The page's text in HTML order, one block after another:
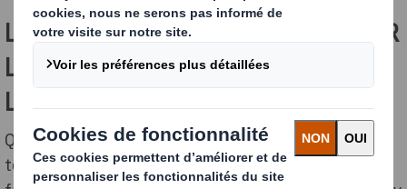
LIMITER LE PLASTIQUE POUR SAUVER
LA PLANÈTE (OU AU MOINS, NE PAS
LA DÉTRUIRE)
Quoi qu’en dise la chanson, le plastique n’est pas
toujours si fantastique ! Le reproche principal qui est